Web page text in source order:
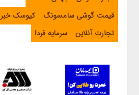
قیمت گوشی سامسونگ
کیوسک خبر
تجارت آنلاین
سرمایه فردا